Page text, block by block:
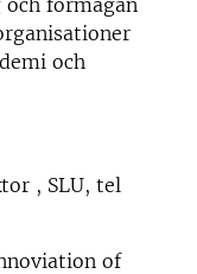
och förmågan
och
, SLU, tel
of